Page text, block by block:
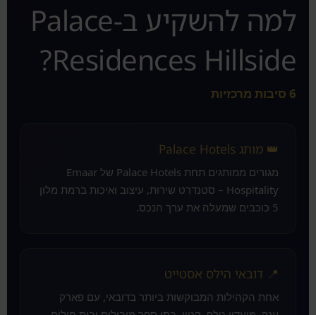
למה להשקיע ב‑Palace
Residences Hillside?
6 סיבות מרכזיות
👑 מותג Palace Hotels
מגורים ממותגים תחת Palace Hotels של Emaar
Hospitality – סטנדרט שירות, עיצוב ואיכות ברמת מלון
5 כוכבים שמעלה את ערך הנכס.
📍 דובאי הילס אסטייט
אחת הקהילות המבוקשות ביותר בדובאי, עם פארק